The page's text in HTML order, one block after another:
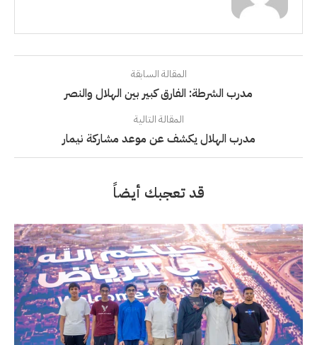
المقالة السابقة
مدرب الشرطة: الفارق كبير بين الهلال والنصر
المقالة التالية
مدرب الهلال يكشف عن موعد مشاركة نيمار
قد تعجبك أيضاً